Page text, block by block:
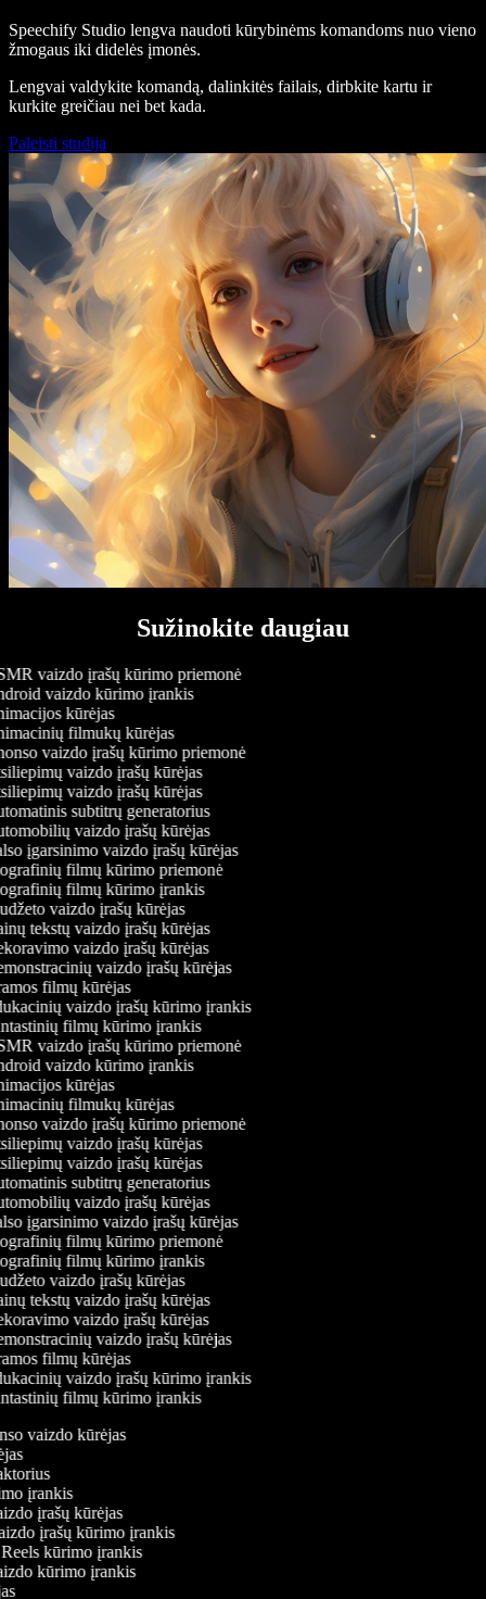
Speechify Studio lengva naudoti kūrybinėms komandoms nuo vieno
žmogaus iki didelės įmonės.
Lengvai valdykite komandą, dalinkitės failais, dirbkite kartu ir
kurkite greičiau nei bet kada.
Paleisti studiją
Sužinokite daugiau
vaizdo įrašų kūrimo priemonė
vaizdo kūrimo įrankis
kūrėjas
filmukų kūrėjas
vaizdo įrašų kūrimo priemonė
vaizdo įrašų kūrėjas
vaizdo įrašų kūrėjas
subtitrų generatorius
vaizdo įrašų kūrėjas
įgarsinimo vaizdo įrašų kūrėjas
filmų kūrimo priemonė
filmų kūrimo įrankis
vaizdo įrašų kūrėjas
tekstų vaizdo įrašų kūrėjas
vaizdo įrašų kūrėjas
vaizdo įrašų kūrėjas
filmų kūrėjas
vaizdo įrašų kūrimo įrankis
filmų kūrimo įrankis
vaizdo įrašų kūrimo priemonė
vaizdo kūrimo įrankis
kūrėjas
filmukų kūrėjas
vaizdo įrašų kūrimo priemonė
vaizdo įrašų kūrėjas
vaizdo įrašų kūrėjas
subtitrų generatorius
vaizdo įrašų kūrėjas
įgarsinimo vaizdo įrašų kūrėjas
filmų kūrimo priemonė
filmų kūrimo įrankis
vaizdo įrašų kūrėjas
tekstų vaizdo įrašų kūrėjas
vaizdo įrašų kūrėjas
vaizdo įrašų kūrėjas
filmų kūrėjas
vaizdo įrašų kūrimo įrankis
filmų kūrimo įrankis
vaizdo kūrėjas
įrankis
įrašų kūrėjas
įrašų kūrimo įrankis
Reels kūrimo įrankis
kūrimo įrankis